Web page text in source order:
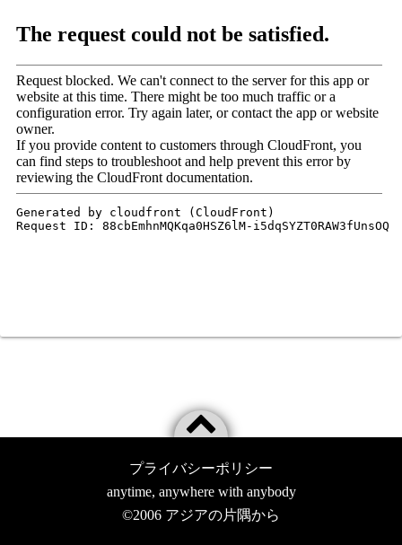
プライバシーポリシー
anytime, anywhere with anybody
©2006 アジアの片隅から